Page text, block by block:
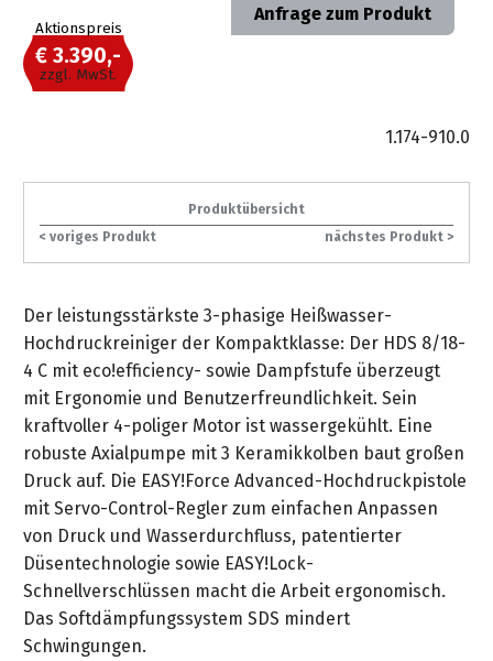
Aktionsmodelle
STIHL
Mähroboter
&
Prospekte
Betriebsstoffe
Forstkleidung
Fanartikel
Sortiment
Marken
Ansprechpartner
Videos
Kataloge
&
Prospekte
/
Häufige
Fragen
Videos
Termine
Ansprechpartner
Kundenkarte
"Grill
Club"
WEBER
Grills
und
Grill-
Zubehör
Sonnenliegen
/
Biohort
Deko-
Artikel
Sortiment
Unsere
Marken
Ansprechpartner
Kataloge
&
Prospekte
Fahrrad-
Zubehör
Service
Sortiment
Unsere
Marken
Ansprechpartner
Kataloge
&
Prospekte
Stationäre
Maschinen
Benzin-
Drucklufttechnik
Schweißtechnik
Gase
Verbrauchsmaterial
Werkstatteinrichtung
Arbeitsschutz
Handwerkzeuge
Unsere
Marken
Ansprechpartner
Hol-
&
Bringdienst
Liefergebiet
Sonderbestellung
Geschenkverpackung
Lose
Wasserschlauch
Schlüsseldienst
Stahl-
Zuschnitte
Batterierücknahme
Reinigungstechnik
deterding
in
der
Schlosserei
der
...
der
Verwaltung
Geschäftsführung
Aktionspreis
€ 3.390,-
zzgl. MwSt.
Anfrage zum Produkt
1.174-910.0
Produktübersicht
< voriges Produkt
nächstes Produkt >
Der leistungsstärkste 3-phasige Heißwasser-
Hochdruckreiniger der Kompaktklasse: Der HDS 8/18-
4 C mit eco!efficiency- sowie Dampfstufe überzeugt
mit Ergonomie und Benutzerfreundlichkeit. Sein
kraftvoller 4-poliger Motor ist wassergekühlt. Eine
robuste Axialpumpe mit 3 Keramikkolben baut großen
Druck auf. Die EASY!Force Advanced-Hochdruckpistole
mit Servo-Control-Regler zum einfachen Anpassen
von Druck und Wasserdurchfluss, patentierter
Düsentechnologie sowie EASY!Lock-
Schnellverschlüssen macht die Arbeit ergonomisch.
Das Softdämpfungssystem SDS mindert
Schwingungen.